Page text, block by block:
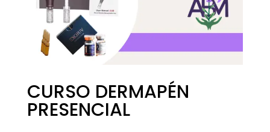
CURSO DERMAPÉN
PRESENCIAL